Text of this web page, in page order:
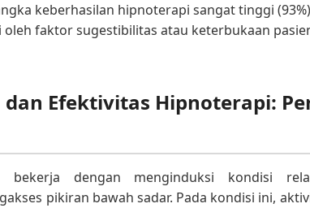
keberhasilan hipnoterapi sangat tinggi
faktor sugestibilitas atau keterbukaan
Efektivitas Hipnoterapi:
bekerja dengan menginduksi kondisi
pikiran bawah sadar. Pada kondisi ini,